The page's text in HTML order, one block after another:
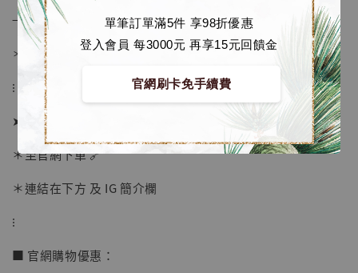
單筆訂單滿5件 享98折優惠
登入會員 每3000元 再享15元回饋金
官網刷卡免手續費
【店內現貨】海賊王 系列蒐藏雕像 布魯克達
摩 [7STARS Studio]
→ 若有提前或延後則以廠商實際發貨時間為準
＊ 若有時間考量, 請至官網現貨區選購
⁝
➤ 訂購方式：
＊至官網下單 🔗
＊連結在下方 及 IG 簡介欄
⁝
■ 官網購物優惠：